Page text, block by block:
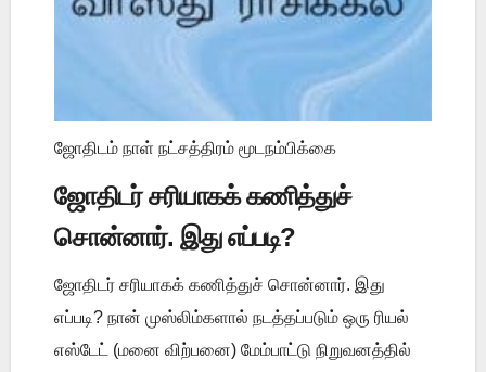
ஜோதிடம் நாள் நட்சத்திரம் மூடநம்பிக்கை
ஜோதிடர் சரியாகக் கணித்துச்
சொன்னார். இது எப்படி?
ஜோதிடர் சரியாகக் கணித்துச் சொன்னார். இது
எப்படி? நான் முஸ்லிம்களால் நடத்தப்படும் ஒரு ரியல்
எஸ்டேட் (மனை விற்பனை) மேம்பாட்டு நிறுவனத்தில்